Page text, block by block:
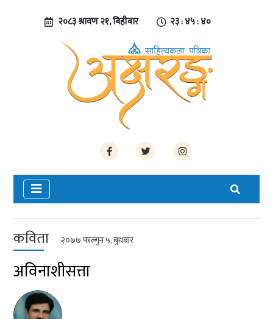
२०८३ श्रावण २१, बिहीबार २३ : ४५ : ४०
कविता २०७७ फाल्गुन ५, बुधबार
अविनाशीसत्ता